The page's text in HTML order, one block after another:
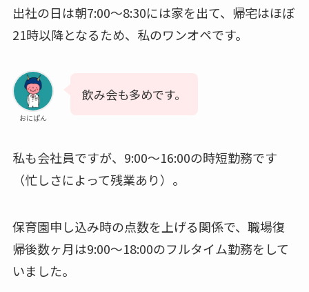
出社の日は朝7:00～8:30には家を出て、帰宅はほぼ
21時以降となるため、私のワンオペです。
おにぱん
飲み会も多めです。
私も会社員ですが、9:00～16:00の時短勤務です
（忙しさによって残業あり）。
保育園申し込み時の点数を上げる関係で、職場復
帰後数ヶ月は9:00～18:00のフルタイム勤務をして
いました。